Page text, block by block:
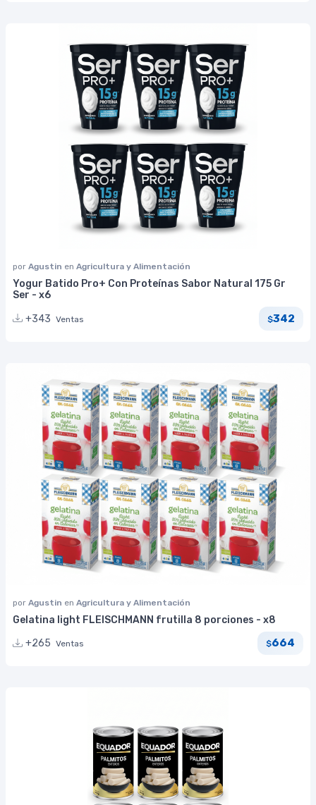
por Agustin en Agricultura y Alimentación
Yogur Batido Pro+ Con Proteínas Sabor Natural 175 Gr
Ser - x6
+343 Ventas $342
por Agustin en Agricultura y Alimentación
Gelatina light FLEISCHMANN frutilla 8 porciones - x8
+265 Ventas $664